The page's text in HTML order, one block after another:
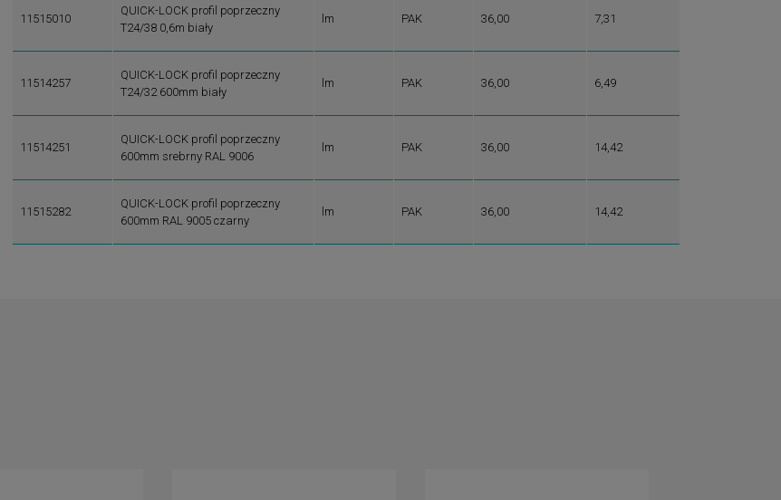
11515010
QUICK-LOCK profil poprzeczny
T24/38 0,6m biały
lm PAK 36,00 7,31
11514257
QUICK-LOCK profil poprzeczny
T24/32 600mm biały
lm PAK 36,00 6,49
11514251
QUICK-LOCK profil poprzeczny
600mm srebrny RAL 9006
lm PAK 36,00 14,42
11515282
QUICK-LOCK profil poprzeczny
600mm RAL 9005 czarny
lm PAK 36,00 14,42